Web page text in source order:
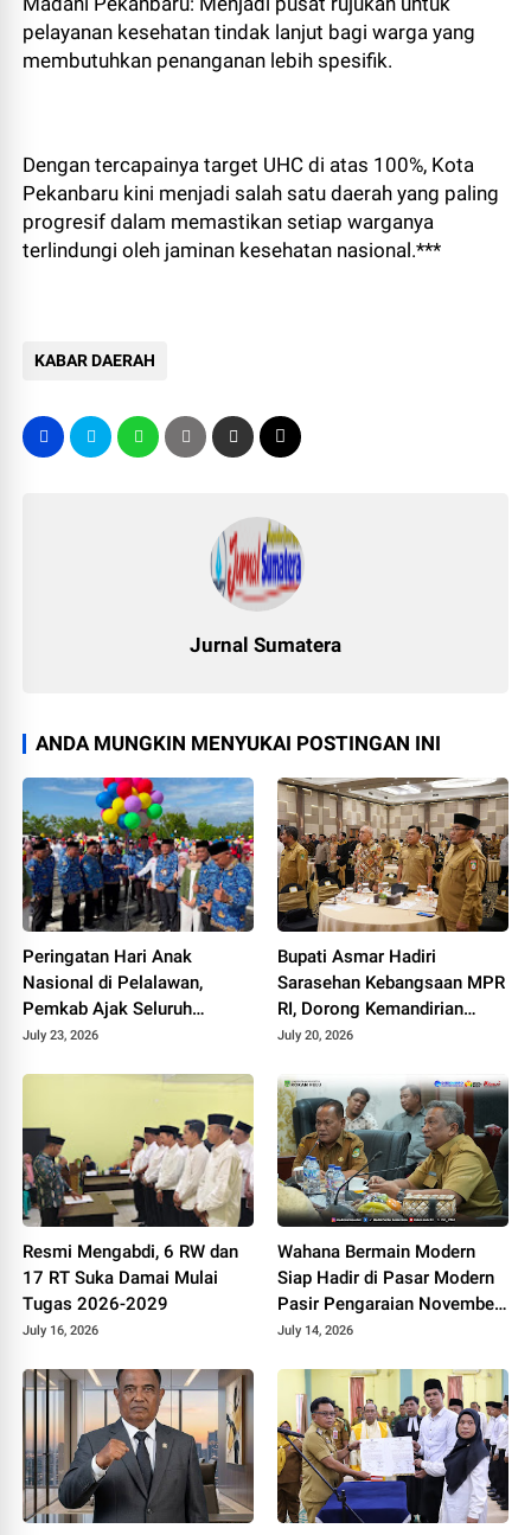
pelayanan kesehatan tindak lanjut bagi warga yang
membutuhkan penanganan lebih spesifik.
Dengan tercapainya target UHC di atas 100%, Kota
Pekanbaru kini menjadi salah satu daerah yang paling
progresif dalam memastikan setiap warganya
terlindungi oleh jaminan kesehatan nasional.***
KABAR DAERAH
Jurnal Sumatera
ANDA MUNGKIN MENYUKAI POSTINGAN INI
Peringatan Hari Anak
Nasional di Pelalawan,
Pemkab Ajak Seluruh
Elemen Wujudkan Generasi
July 23, 2026
Bupati Asmar Hadiri
Sarasehan Kebangsaan MPR
RI, Dorong Kemandirian
Fiskal Daerah
July 20, 2026
Resmi Mengabdi, 6 RW dan
17 RT Suka Damai Mulai
Tugas 2026-2029
July 16, 2026
Wahana Bermain Modern
Siap Hadir di Pasar Modern
Pasir Pengaraian November
2026
July 14, 2026